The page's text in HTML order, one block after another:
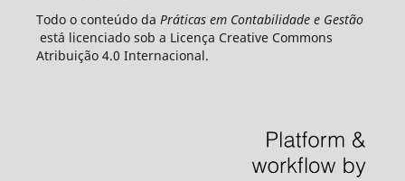
Todo o conteúdo da Práticas em Contabilidade e Gestão
está licenciado sob a Licença Creative Commons
Atribuição 4.0 Internacional.